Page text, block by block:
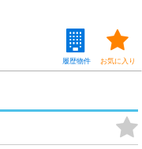
お気に入り
履歴物件